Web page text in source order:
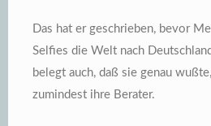
Das hat er geschrieben, bevor
Selfies die Welt nach
belegt auch, daß sie genau
zumindest ihre Berater.